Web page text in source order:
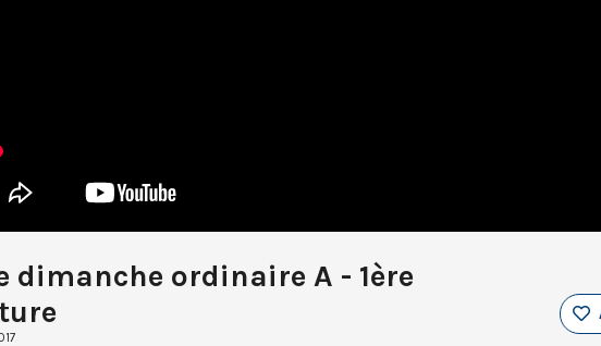
dimanche ordinaire A - 1ère